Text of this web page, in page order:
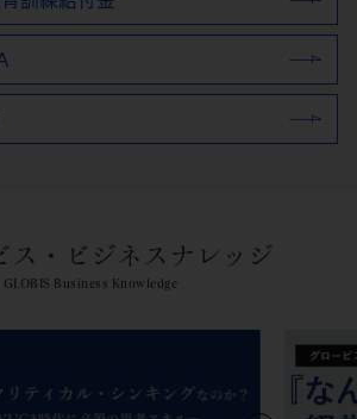
ス・ビジネスナレッジ
GLOBIS Business Knowledge